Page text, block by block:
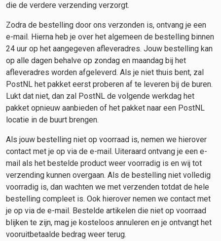
die de verdere verzending verzorgt.
Zodra de bestelling door ons verzonden is, ontvang je een
e-mail. Hierna heb je over het algemeen de bestelling binnen
24 uur op het aangegeven afleveradres. Jouw bestelling kan
op alle dagen behalve op zondag en maandag bij het
afleveradres worden afgeleverd. Als je niet thuis bent, zal
PostNL het pakket eerst proberen af te leveren bij de buren.
Lukt dat niet, dan zal PostNL de volgende werkdag het
pakket opnieuw aanbieden of het pakket naar een PostNL
locatie in de buurt brengen.
Als jouw bestelling niet op voorraad is, nemen we hierover
contact met je op via de e-mail. Uiteraard ontvang je een e-
mail als het bestelde product weer voorradig is en wij tot
verzending kunnen overgaan. Als de bestelling niet volledig
voorradig is, dan wachten we met verzenden totdat de hele
bestelling compleet is. Ook hierover nemen we contact met
je op via de e-mail. Bestelde artikelen die niet op voorraad
blijken te zijn, mag je kosteloos annuleren en je ontvangt het
vooruitbetaalde bedrag weer terug.